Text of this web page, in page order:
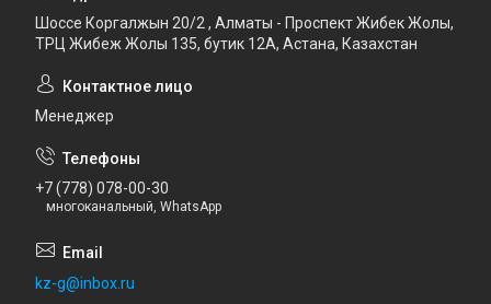
Шоссе Коргалжын 20/2 , Алматы - Проспект Жибек Жолы,
ТРЦ Жибеж Жолы 135, бутик 12А, Астана, Казахстан
Менеджер
+7 (778) 078-00-30
многоканальный, WhatsApp
kz-g@inbox.ru